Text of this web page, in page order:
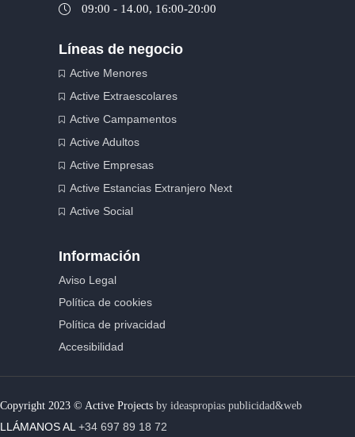
09:00 - 14.00, 16:00-20:00
Líneas de negocio
Active Menores
Active Extraescolares
Active Campamentos
Active Adultos
Active Empresas
Active Estancias Extranjero Next
Active Social
Información
Aviso Legal
Política de cookies
Política de privacidad
Accesibilidad
Copyright 2023 © Active Projects by ideaspropias publicidad&web
LLÁMANOS AL +34 697 89 18 72